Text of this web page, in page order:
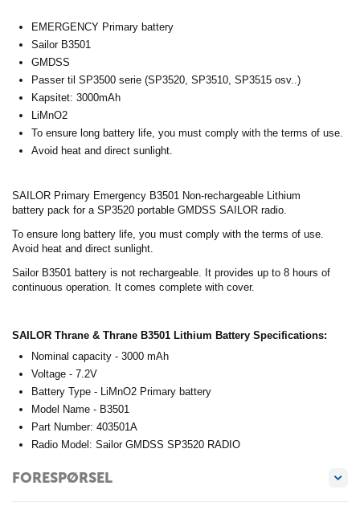
EMERGENCY Primary battery
Sailor B3501
GMDSS
Passer til SP3500 serie (SP3520, SP3510, SP3515 osv..)
Kapsitet: 3000mAh
LiMnO2
To ensure long battery life, you must comply with the terms of use.
Avoid heat and direct sunlight.
SAILOR Primary Emergency B3501 Non-rechargeable Lithium
battery pack for a SP3520 portable GMDSS SAILOR radio.
To ensure long battery life, you must comply with the terms of use.
Avoid heat and direct sunlight.
Sailor B3501 battery is not rechargeable. It provides up to 8 hours of
continuous operation. It comes complete with cover.
SAILOR Thrane & Thrane B3501 Lithium Battery Specifications:
Nominal capacity - 3000 mAh
Voltage - 7.2V
Battery Type - LiMnO2 Primary battery
Model Name - B3501
Part Number: 403501A
Radio Model: Sailor GMDSS SP3520 RADIO
FORESPØRSEL